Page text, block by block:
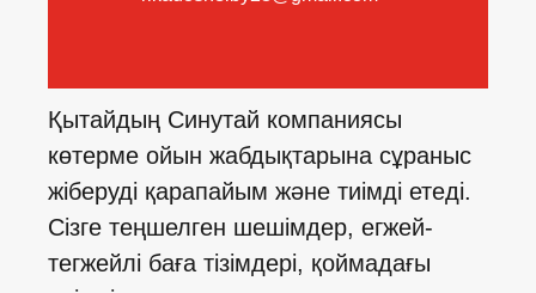
Қытайдың Синутай компаниясы
көтерме ойын жабдықтарына сұраныс
жіберуді қарапайым және тиімді етеді.
Сізге теңшелген шешімдер, егжей-
тегжейлі баға тізімдері, қоймадағы